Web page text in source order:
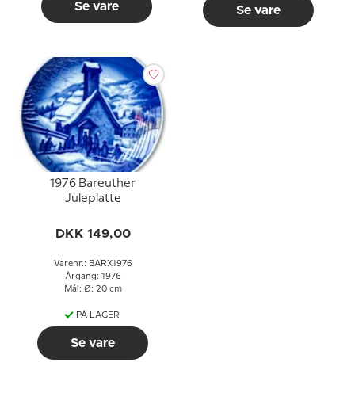
Se vare Se vare
1976 Bareuther
Juleplatte
DKK 149,00
Varenr.: BARX1976
Årgang: 1976
Mål: Ø: 20 cm
PÅ LAGER
Se vare